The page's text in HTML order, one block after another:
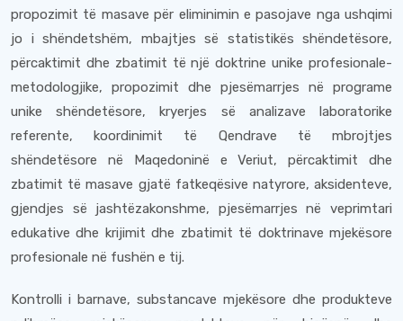
propozimit të masave për eliminimin e pasojave nga ushqimi
jo i shëndetshëm, mbajtjes së statistikës shëndetësore,
përcaktimit dhe zbatimit të një doktrine unike profesionale-
metodologjike, propozimit dhe pjesëmarrjes në programe
unike shëndetësore, kryerjes së analizave laboratorike
referente, koordinimit të Qendrave të mbrojtjes
shëndetësore në Maqedoninë e Veriut, përcaktimit dhe
zbatimit të masave gjatë fatkeqësive natyrore, aksidenteve,
gjendjes së jashtëzakonshme, pjesëmarrjes në veprimtari
edukative dhe krijimit dhe zbatimit të doktrinave mjekësore
profesionale në fushën e tij.
Kontrolli i barnave, substancave mjekësore dhe produkteve